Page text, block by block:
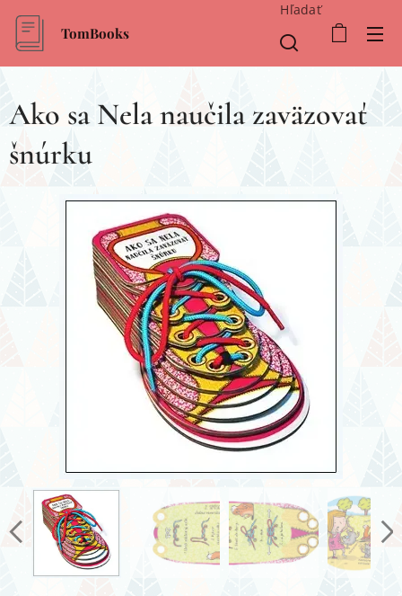
TomBooks
Hľadať
Ako sa Nela naučila zaväzovať
šnúrku